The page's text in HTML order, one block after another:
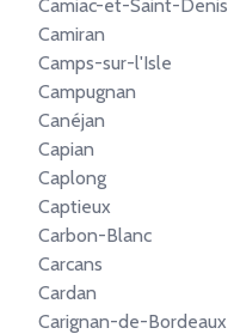
Camiac-et-Saint-Denis
Camiran
Camps-sur-l'Isle
Campugnan
Canéjan
Capian
Caplong
Captieux
Carbon-Blanc
Carcans
Cardan
Carignan-de-Bordeaux